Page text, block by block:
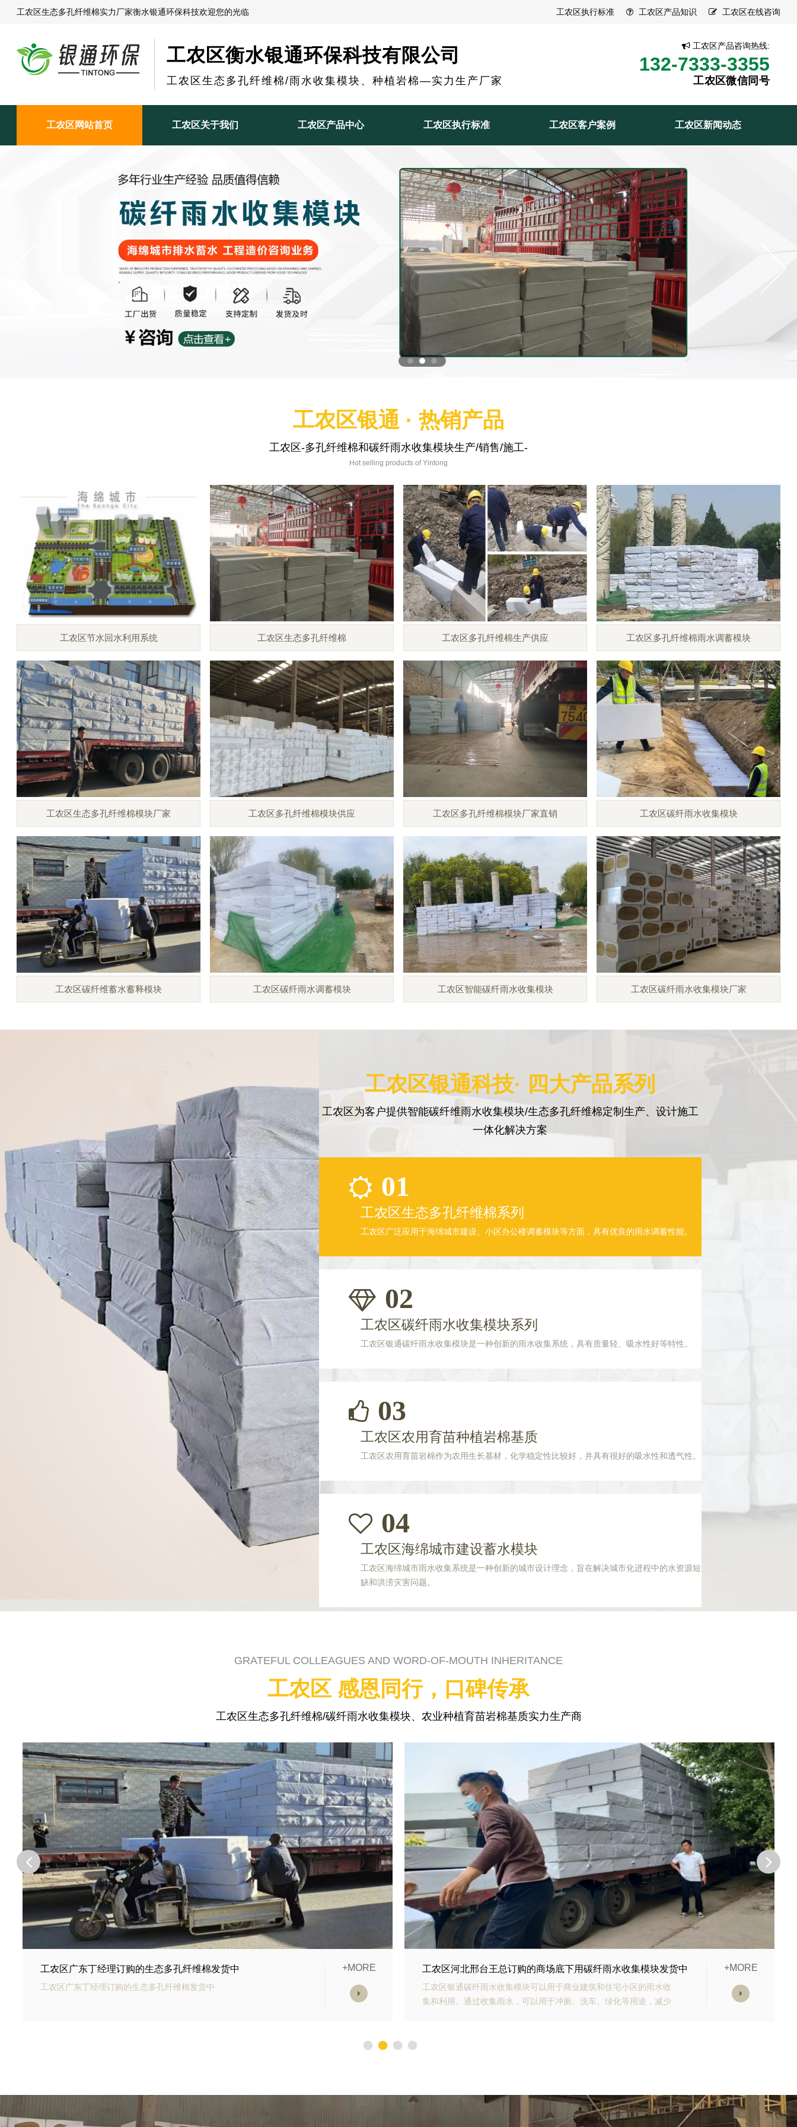
工农区生态多孔纤维棉实力厂家衡水银通环保科技欢迎您的光临 工农区执行标准 工农区产品知识 工农区在线咨询
工农区衡水银通环保科技有限公司
工农区生态多孔纤维棉/雨水收集模块、种植岩棉—实力生产厂家
工农区产品咨询热线:
132-7333-3355
工农区微信同号
工农区网站首页 工农区关于我们 工农区产品中心 工农区执行标准 工农区客户案例 工农区新闻动态
工农区银通 · 热销产品
工农区-多孔纤维棉和碳纤雨水收集模块生产/销售/施工-
Hot selling products of Yintong
工农区节水回水利用系统 工农区生态多孔纤维棉 工农区多孔纤维棉生产供应 工农区多孔纤维棉雨水调蓄模块
工农区生态多孔纤维棉模块厂家 工农区多孔纤维棉模块供应 工农区多孔纤维棉模块厂家直销 工农区碳纤雨水收集模块
工农区碳纤维蓄水蓄释模块 工农区碳纤雨水调蓄模块 工农区智能碳纤雨水收集模块 工农区碳纤雨水收集模块厂家
工农区银通科技· 四大产品系列
工农区为客户提供智能碳纤维雨水收集模块/生态多孔纤维棉定制生产、设计施工
一体化解决方案
01
工农区生态多孔纤维棉系列
工农区广泛应用于海绵城市建设、小区办公楼调蓄模块等方面，具有优良的雨水调蓄性能。
02
工农区碳纤雨水收集模块系列
工农区银通碳纤雨水收集模块是一种创新的雨水收集系统，具有质量轻、吸水性好等特性。
03
工农区农用育苗种植岩棉基质
工农区农用育苗岩棉作为农用生长基材，化学稳定性比较好，并具有很好的吸水性和透气性。
04
工农区海绵城市建设蓄水模块
工农区海绵城市雨水收集系统是一种创新的城市设计理念，旨在解决城市化进程中的水资源短
缺和洪涝灾害问题。
GRATEFUL COLLEAGUES AND WORD-OF-MOUTH INHERITANCE
工农区 感恩同行，口碑传承
工农区生态多孔纤维棉/碳纤雨水收集模块、农业种植育苗岩棉基质实力生产商
工农区河北邢台王总订购的商场底下用碳纤雨水收集模块发货中
工农区银通碳纤雨水收集模块可以用于商业建筑和住宅小区的雨水收
+MORE 工农区山东青岛李经理订购的生态多孔纤维棉正在发货
工农区银通生态多孔纤维棉具有高强承载能力、高抗渗能力、抗老化
能力强、施工方便等优势。模块的顶部应设计有反冲洗装置，以防止
+MORE